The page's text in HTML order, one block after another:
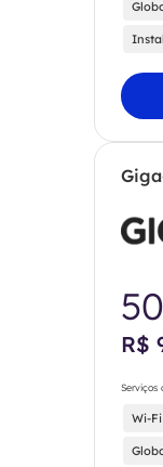
R$
Serviços
Wi-